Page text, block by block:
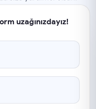
uzağınızdayız!